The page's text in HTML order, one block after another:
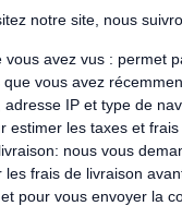
notre site, nous
vous avez vus : permet
vous avez
adresse IP et type de
estimer les taxes et
nous vous
les frais de livraison
pour vous envoyer la